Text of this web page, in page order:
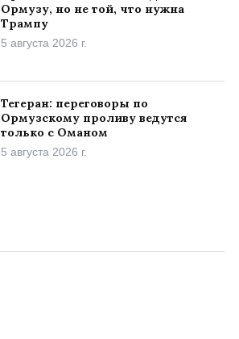
Ормузу, но не той, что нужна
Трампу
5 августа 2026 г.
Тегеран: переговоры по
Ормузскому проливу ведутся
только с Оманом
5 августа 2026 г.